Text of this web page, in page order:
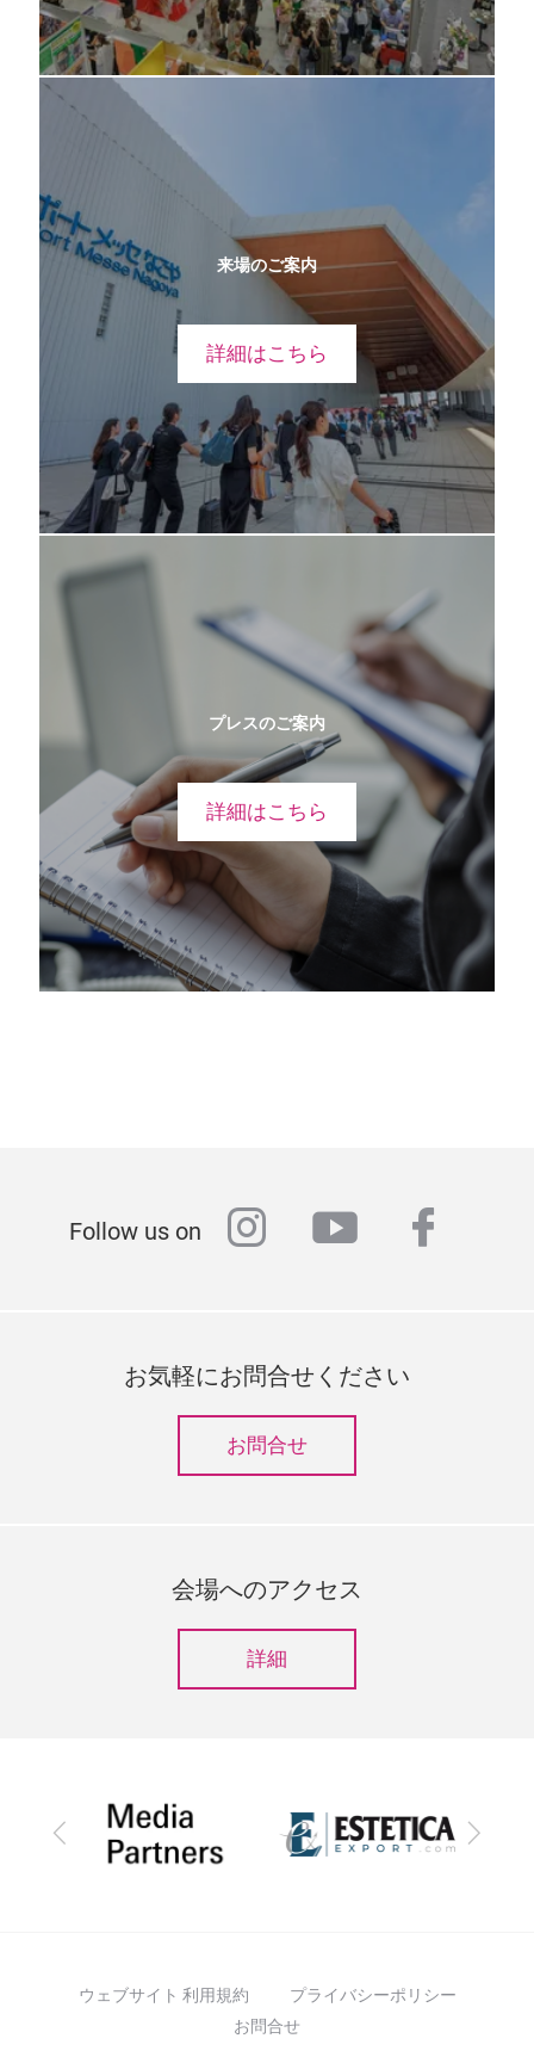
来場のご案内
詳細はこちら
プレスのご案内
詳細はこちら
Follow us on instagram
youtube
お気軽にお問合せください
お問合せ
会場へのアクセス
詳細
前
次
ウェブサイト 利用規約
プライバシーポリシー
お問合せ